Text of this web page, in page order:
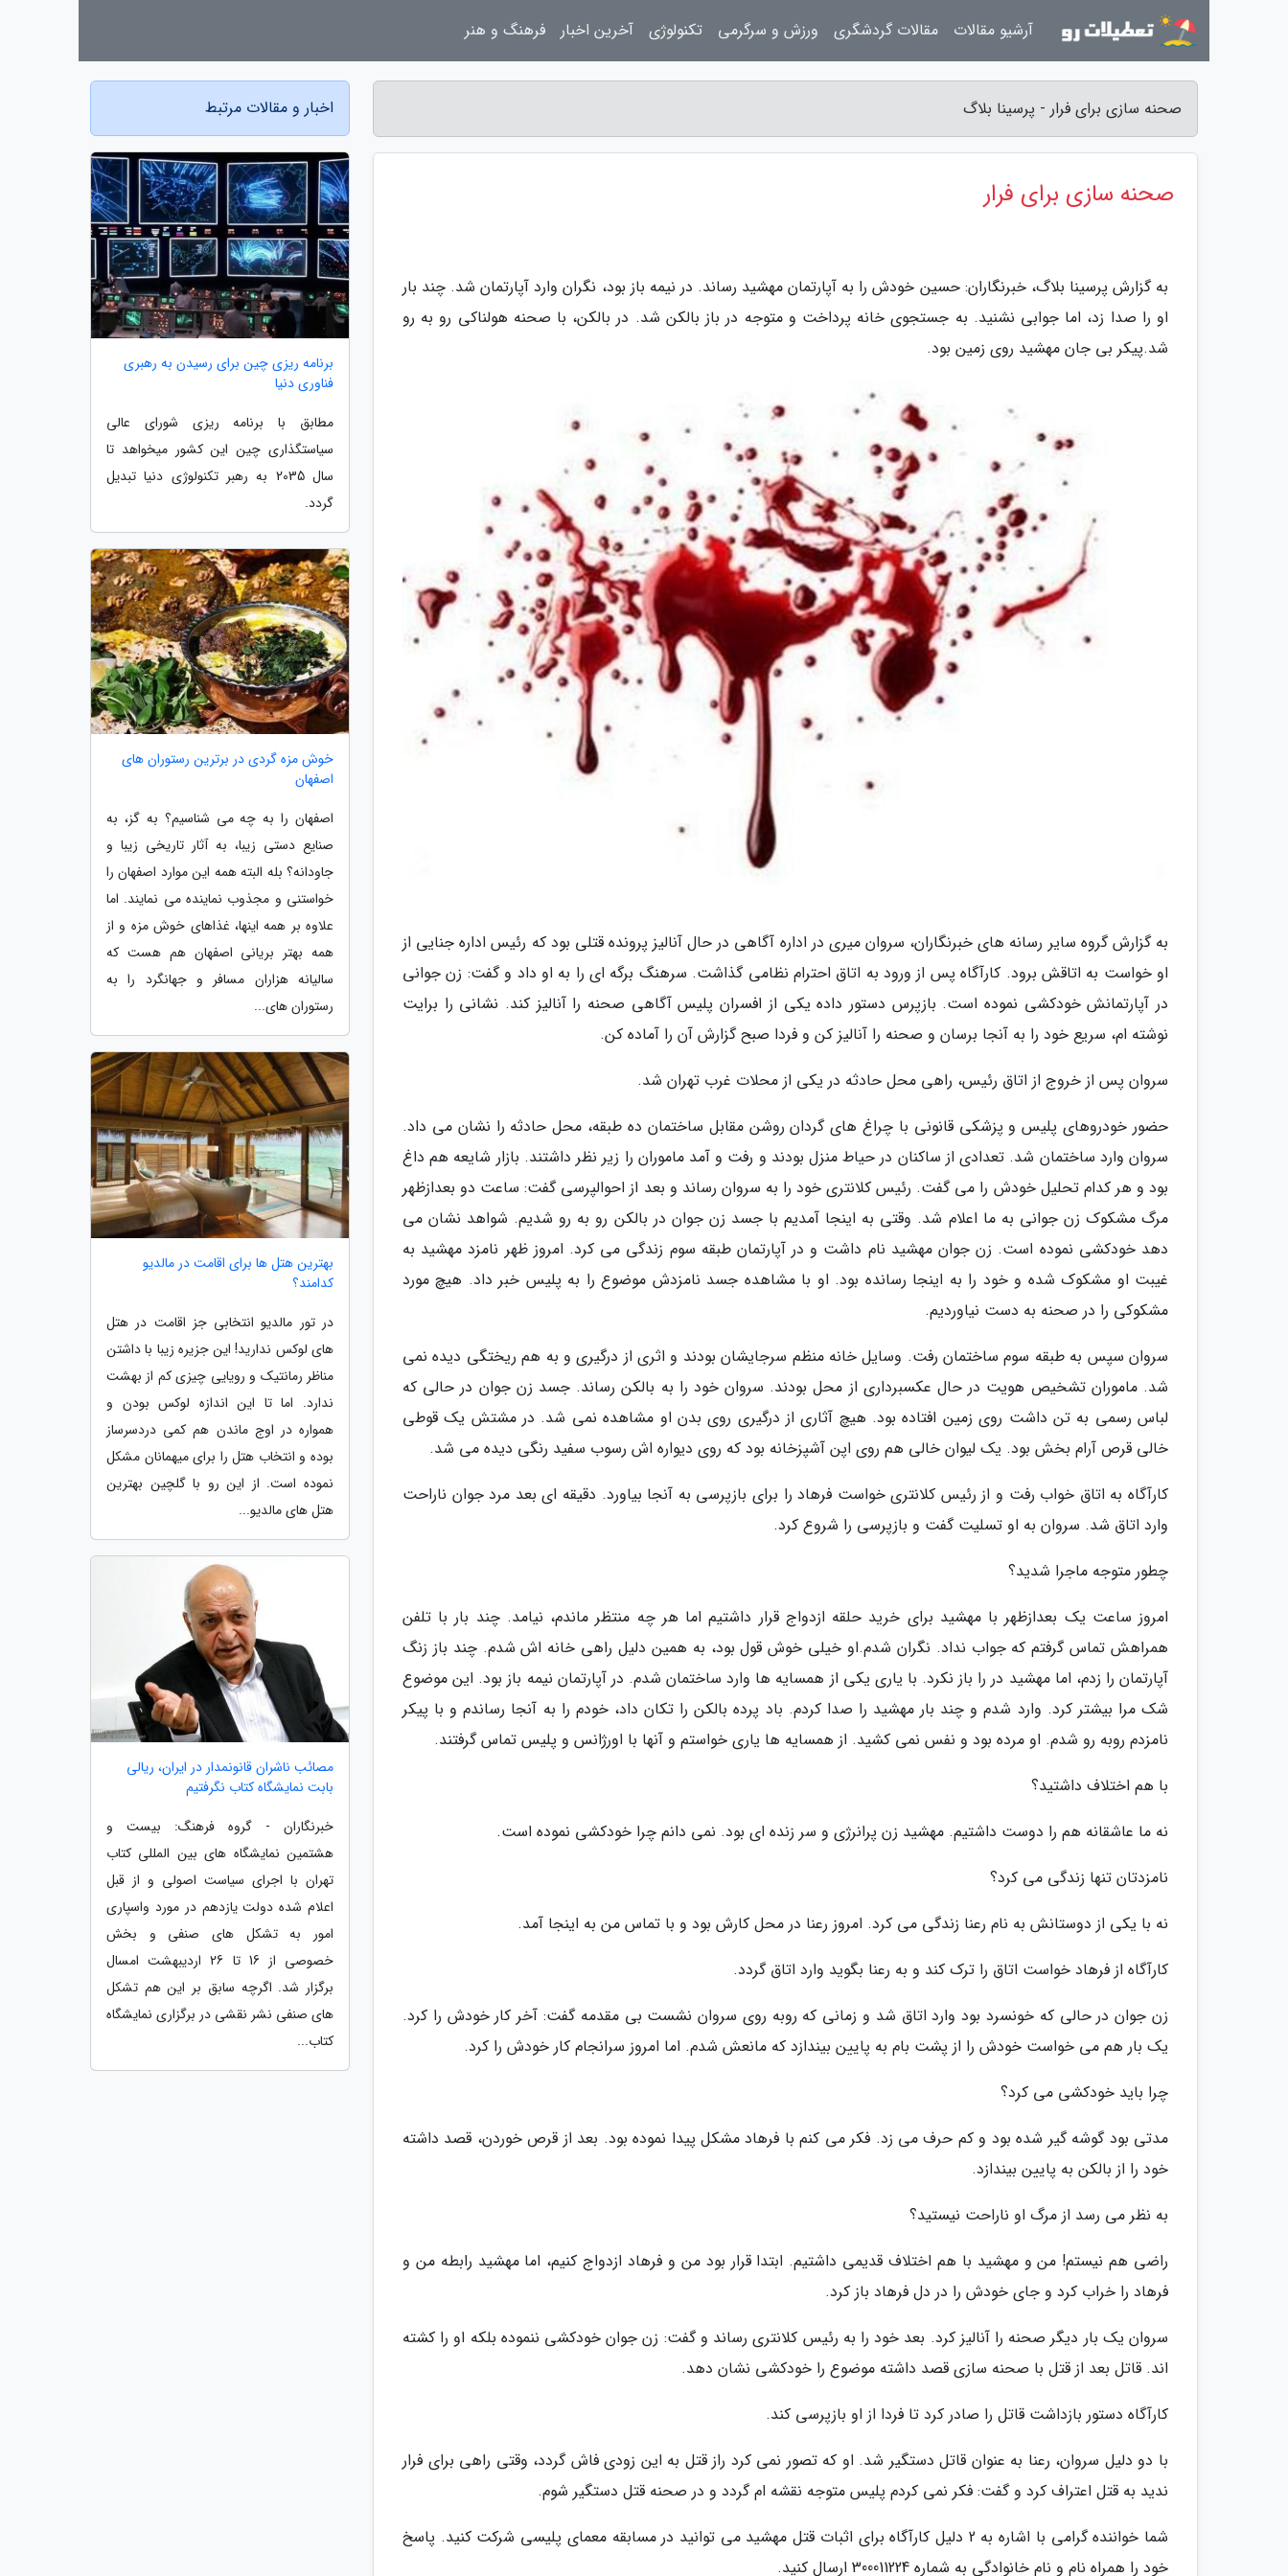
صحنه سازی برای فرار - پرسینا بلاگ
صحنه سازی برای فرار
به گزارش پرسینا بلاگ، خبرنگاران: حسین خودش را به آپارتمان مهشید رساند. در نیمه باز بود، نگران وارد آپارتمان شد. چند بار
او را صدا زد، اما جوابی نشنید. به جستجوی خانه پرداخت و متوجه در باز بالکن شد. در بالکن، با صحنه هولناکی رو به رو
شد.پیکر بی جان مهشید روی زمین بود.
به گزارش گروه سایر رسانه های خبرنگاران، سروان میری در اداره آگاهی در حال آنالیز پرونده قتلی بود که رئیس اداره جنایی از
او خواست به اتاقش برود. کارآگاه پس از ورود به اتاق احترام نظامی گذاشت. سرهنگ برگه ای را به او داد و گفت: زن جوانی
در آپارتمانش خودکشی نموده است. بازپرس دستور داده یکی از افسران پلیس آگاهی صحنه را آنالیز کند. نشانی را برایت
نوشته ام، سریع خود را به آنجا برسان و صحنه را آنالیز کن و فردا صبح گزارش آن را آماده کن.
سروان پس از خروج از اتاق رئیس، راهی محل حادثه در یکی از محلات غرب تهران شد.
حضور خودروهای پلیس و پزشکی قانونی با چراغ های گردان روشن مقابل ساختمان ده طبقه، محل حادثه را نشان می داد.
سروان وارد ساختمان شد. تعدادی از ساکنان در حیاط منزل بودند و رفت و آمد ماموران را زیر نظر داشتند. بازار شایعه هم داغ
بود و هر کدام تحلیل خودش را می گفت. رئیس کلانتری خود را به سروان رساند و بعد از احوالپرسی گفت: ساعت دو بعدازظهر
مرگ مشکوک زن جوانی به ما اعلام شد. وقتی به اینجا آمدیم با جسد زن جوان در بالکن رو به رو شدیم. شواهد نشان می
دهد خودکشی نموده است. زن جوان مهشید نام داشت و در آپارتمان طبقه سوم زندگی می کرد. امروز ظهر نامزد مهشید به
غیبت او مشکوک شده و خود را به اینجا رسانده بود. او با مشاهده جسد نامزدش موضوع را به پلیس خبر داد. هیچ مورد
مشکوکی را در صحنه به دست نیاوردیم.
سروان سپس به طبقه سوم ساختمان رفت. وسایل خانه منظم سرجایشان بودند و اثری از درگیری و به هم ریختگی دیده نمی
شد. ماموران تشخیص هویت در حال عکسبرداری از محل بودند. سروان خود را به بالکن رساند. جسد زن جوان در حالی که
لباس رسمی به تن داشت روی زمین افتاده بود. هیچ آثاری از درگیری روی بدن او مشاهده نمی شد. در مشتش یک قوطی
خالی قرص آرام بخش بود. یک لیوان خالی هم روی اپن آشپزخانه بود که روی دیواره اش رسوب سفید رنگی دیده می شد.
کارآگاه به اتاق خواب رفت و از رئیس کلانتری خواست فرهاد را برای بازپرسی به آنجا بیاورد. دقیقه ای بعد مرد جوان ناراحت
وارد اتاق شد. سروان به او تسلیت گفت و بازپرسی را شروع کرد.
چطور متوجه ماجرا شدید؟
امروز ساعت یک بعدازظهر با مهشید برای خرید حلقه ازدواج قرار داشتیم اما هر چه منتظر ماندم، نیامد. چند بار با تلفن
همراهش تماس گرفتم که جواب نداد. نگران شدم.او خیلی خوش قول بود، به همین دلیل راهی خانه اش شدم. چند باز زنگ
آپارتمان را زدم، اما مهشید در را باز نکرد. با یاری یکی از همسایه ها وارد ساختمان شدم. در آپارتمان نیمه باز بود. این موضوع
شک مرا بیشتر کرد. وارد شدم و چند بار مهشید را صدا کردم. باد پرده بالکن را تکان داد، خودم را به آنجا رساندم و با پیکر
نامزدم روبه رو شدم. او مرده بود و نفس نمی کشید. از همسایه ها یاری خواستم و آنها با اورژانس و پلیس تماس گرفتند.
با هم اختلاف داشتید؟
نه ما عاشقانه هم را دوست داشتیم. مهشید زن پرانرژی و سر زنده ای بود. نمی دانم چرا خودکشی نموده است.
نامزدتان تنها زندگی می کرد؟
نه با یکی از دوستانش به نام رعنا زندگی می کرد. امروز رعنا در محل کارش بود و با تماس من به اینجا آمد.
کارآگاه از فرهاد خواست اتاق را ترک کند و به رعنا بگوید وارد اتاق گردد.
زن جوان در حالی که خونسرد بود وارد اتاق شد و زمانی که روبه روی سروان نشست بی مقدمه گفت: آخر کار خودش را کرد.
یک بار هم می خواست خودش را از پشت بام به پایین بیندازد که مانعش شدم. اما امروز سرانجام کار خودش را کرد.
چرا باید خودکشی می کرد؟
مدتی بود گوشه گیر شده بود و کم حرف می زد. فکر می کنم با فرهاد مشکل پیدا نموده بود. بعد از قرص خوردن، قصد داشته
خود را از بالکن به پایین بیندازد.
به نظر می رسد از مرگ او ناراحت نیستید؟
راضی هم نیستم! من و مهشید با هم اختلاف قدیمی داشتیم. ابتدا قرار بود من و فرهاد ازدواج کنیم، اما مهشید رابطه من و
فرهاد را خراب کرد و جای خودش را در دل فرهاد باز کرد.
سروان یک بار دیگر صحنه را آنالیز کرد. بعد خود را به رئیس کلانتری رساند و گفت: زن جوان خودکشی ننموده بلکه او را کشته
اند. قاتل بعد از قتل با صحنه سازی قصد داشته موضوع را خودکشی نشان دهد.
کارآگاه دستور بازداشت قاتل را صادر کرد تا فردا از او بازپرسی کند.
با دو دلیل سروان، رعنا به عنوان قاتل دستگیر شد. او که تصور نمی کرد راز قتل به این زودی فاش گردد، وقتی راهی برای فرار
ندید به قتل اعتراف کرد و گفت: فکر نمی کردم پلیس متوجه نقشه ام گردد و در صحنه قتل دستگیر شوم.
شما خواننده گرامی با اشاره به 2 دلیل کارآگاه برای اثبات قتل مهشید می توانید در مسابقه معمای پلیسی شرکت کنید. پاسخ
خود را همراه نام و نام خانوادگی به شماره 300011224 ارسال کنید.
اخبار و مقالات مرتبط
برنامه ریزی چین برای رسیدن به رهبری
فناوری دنیا
مطابق با برنامه ریزی شورای عالی
سیاستگذاری چین این کشور میخواهد تا
سال 2035 به رهبر تکنولوژی دنیا تبدیل
گردد.
خوش مزه گردی در برترین رستوران های
اصفهان
اصفهان را به چه می شناسیم؟ به گز، به
صنایع دستی زیبا، به آثار تاریخی زیبا و
جاودانه؟ بله البته همه این موارد اصفهان را
خواستنی و مجذوب نماینده می نمایند. اما
علاوه بر همه اینها، غذاهای خوش مزه و از
همه بهتر بریانی اصفهان هم هست که
سالیانه هزاران مسافر و جهانگرد را به
رستوران های...
بهترین هتل ها برای اقامت در مالدیو
کدامند؟
در تور مالدیو انتخابی جز اقامت در هتل
های لوکس ندارید! این جزیره زیبا با داشتن
مناظر رمانتیک و رویایی چیزی کم از بهشت
ندارد. اما تا این اندازه لوکس بودن و
همواره در اوج ماندن هم کمی دردسرساز
بوده و انتخاب هتل را برای میهمانان مشکل
نموده است. از این رو با گلچین بهترین
هتل های مالدیو...
مصائب ناشران قانونمدار در ایران، ریالی
بابت نمایشگاه کتاب نگرفتیم
خبرنگاران - گروه فرهنگ: بیست و
هشتمین نمایشگاه های بین المللی کتاب
تهران با اجرای سیاست اصولی و از قبل
اعلام شده دولت یازدهم در مورد واسپاری
امور به تشکل های صنفی و بخش
خصوصی از 16 تا 26 اردیبهشت امسال
برگزار شد. اگرچه سابق بر این هم تشکل
های صنفی نشر نقشی در برگزاری نمایشگاه
کتاب...
آرشیو مقالات مقالات گردشگری ورزش و سرگرمی تکنولوژی آخرین اخبار فرهنگ و هنر